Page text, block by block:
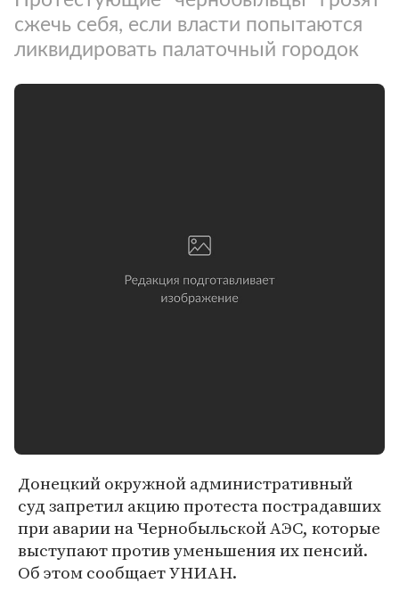
сжечь себя, если власти попытаются
ликвидировать палаточный городок
Донецкий окружной административный
суд запретил акцию протеста пострадавших
при аварии на Чернобыльской АЭС, которые
выступают против уменьшения их пенсий.
Об этом сообщает УНИАН.